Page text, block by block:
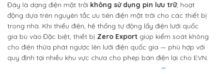
Đây là dạng điện mặt trời không sử dụng pin lưu trữ, hoạt
động dựa trên nguyên tắc ưu tiên điện mặt trời cho các thiết bị
trong nhà. Khi thiếu điện, hệ thống tự động lấy điện lưới quốc
gia bù vào.Đặc biệt, thiết bị Zero Export giúp kiểm soát không
cho điện thừa phát ngược lên lưới điện quốc gia — phù hợp với
quy định tại nhiều khu vực chưa cho phép bán điện lại cho EVN.